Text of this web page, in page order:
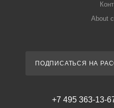
About
ПОДПИСАТЬСЯ НА
+7 495 363-13-